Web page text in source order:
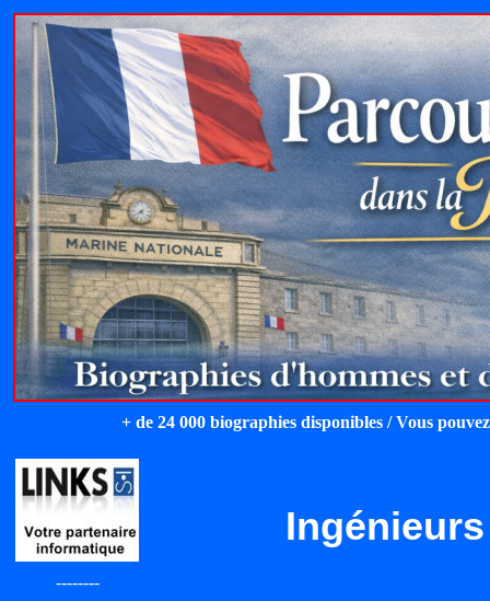
+ de 24 000 biographies disponibles / Vous
--------